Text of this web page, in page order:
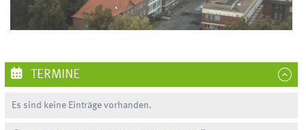
TERMINE
Es sind keine Einträge vorhanden.